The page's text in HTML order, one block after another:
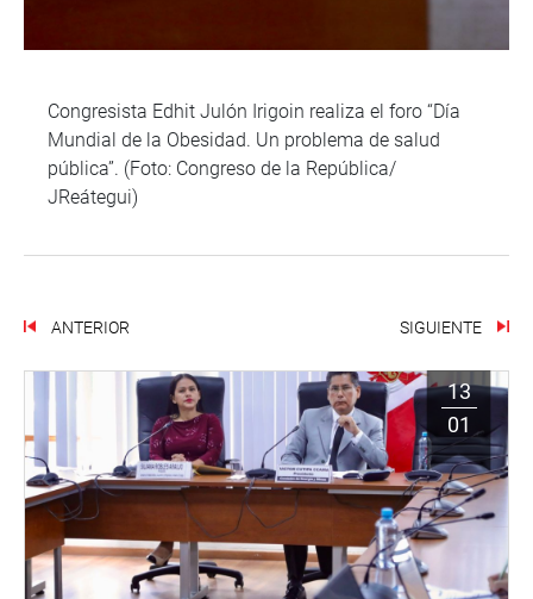
Congresista Edhit Julón Irigoin realiza el foro “Día
Mundial de la Obesidad. Un problema de salud
pública”. (Foto: Congreso de la República/
JReátegui)
ANTERIOR SIGUIENTE
13
01